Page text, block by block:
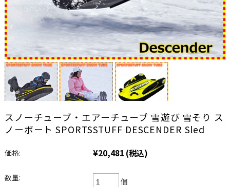
スノーチューブ・エアーチューブ 雪遊び 雪そり ス
ノーボート SPORTSSTUFF DESCENDER Sled
価格: ¥20,481 (税込)
数量:
個